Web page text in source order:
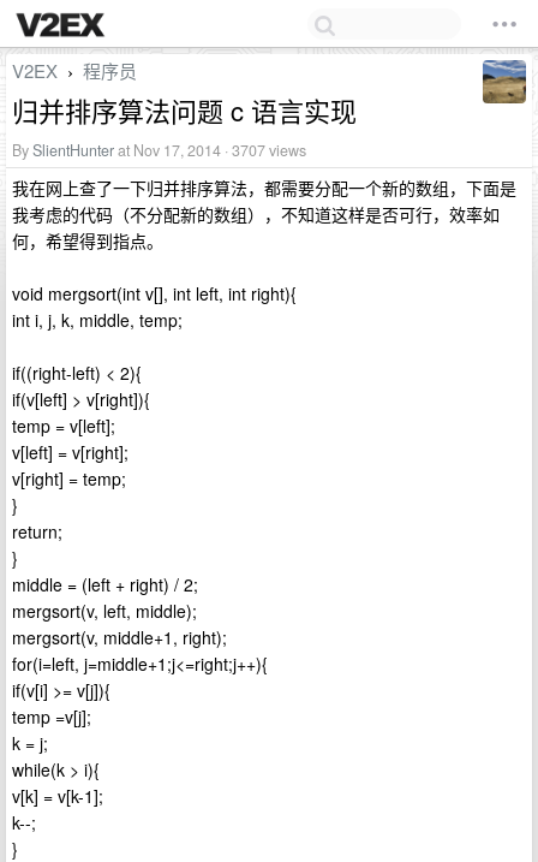
V2EX › 程序员
归并排序算法问题 c 语言实现
BySlientHunterat Nov 17, 2014 · 3707 views
我在网上查了一下归并排序算法，都需要分配一个新的数组，下面是
我考虑的代码（不分配新的数组），不知道这样是否可行，效率如
何，希望得到指点。
void mergsort(int v[], int left, int right){
int i, j, k, middle, temp;
if((right-left) < 2){
if(v[left] > v[right]){
temp = v[left];
v[left] = v[right];
v[right] = temp;
}
return;
}
middle = (left + right) / 2;
mergsort(v, left, middle);
mergsort(v, middle+1, right);
for(i=left, j=middle+1;j<=right;j++){
if(v[i] >= v[j]){
temp =v[j];
k = j;
while(k > i){
v[k] = v[k-1];
k--;
}